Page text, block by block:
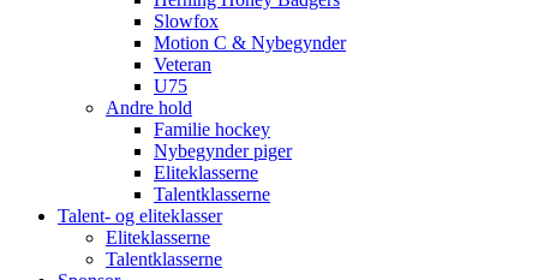
Slowfox
Motion C & Nybegynder
Veteran
U75
Andre hold
Familie hockey
Nybegynder piger
Eliteklasserne
Talentklasserne
Talent- og eliteklasser
Eliteklasserne
Talentklasserne